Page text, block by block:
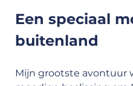
Een speciaal
buitenland
Mijn grootste avontuur